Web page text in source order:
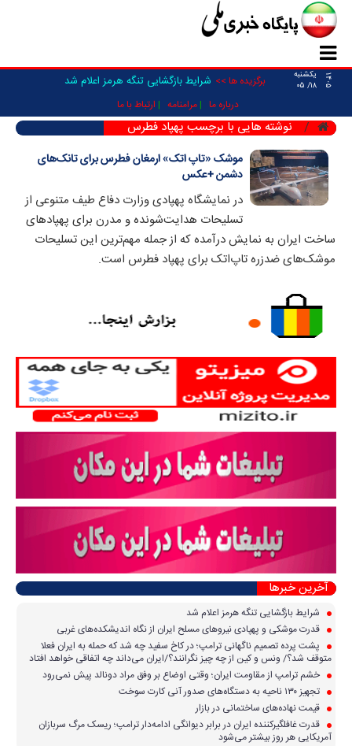
۱۴۰۵
یکشنبه
۱۸/ ۰۵
برگزیده ها >> شرایط بازگشایی تنگه هرمز اعلام شد
درباره ما مرامنامه ارتباط با ما
نوشته هایی با برچسب پهپاد فطرس
موشک «تاپ اتک» ارمغان فطرس برای تانک‌های
دشمن +عکس
در نمایشگاه پهپادی وزارت دفاع طیف متنوعی از
تسلیحات هدایت‌شونده و مدرن برای پهپادهای
ساخت ایران به نمایش درآمده که از جمله مهم‌ترین این تسلیحات
موشک‌های ضدزره تاپ‌اتک برای پهپاد فطرس است.
آخرین خبرها
شرایط بازگشایی تنگه هرمز اعلام شد
قدرت موشکی و پهپادی نیرو‌های مسلح ایران از نگاه اندیشکده‌های غربی
پشت پرده تصمیم ناگهانی ترامپ؛ در کاخ سفید چه شد که حمله به ایران فعلا
متوقف شد؟/ ونس و کین از چه چیز نگرانند؟/ایران می‌داند چه اتفاقی خواهد افتاد
خشم ترامپ از مقاومت ایران؛ وقتی اوضاع بر وفق مراد دونالد پیش نمی‌رود
تجهیز ۱۳۰ ناحیه به دستگاه‌های صدور آنی کارت سوخت
قیمت نهاده‌های ساختمانی در بازار
قدرت غافلگیرکننده ایران در برابر دیوانگی ادامه‌دار ترامپ؛ ریسک مرگ سربازان
آمریکایی هر روز بیشتر می‌شود